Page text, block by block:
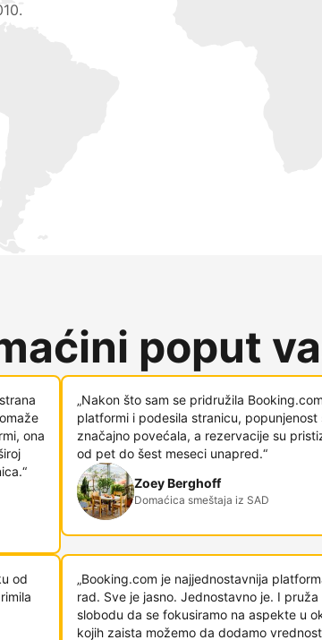
poput
ona
„Nakon što sam se pridružila Booking.com
platformi i podesila stranicu, popunjenost
značajno povećala, a rezervacije su
od pet do šest meseci unapred.“
Zoey Berghoff
Domaćica smeštaja iz SAD
od
„Booking.com je najjednostavnija
rad. Sve je jasno. Jednostavno je. I pruža
slobodu da se fokusiramo na aspekte u
kojih zaista možemo da dodamo